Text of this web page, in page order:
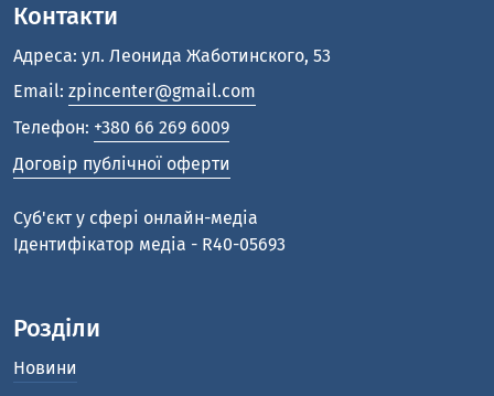
Контакти
Адреса: ул. Леонида Жаботинского, 53
Email: zpincenter@gmail.com
Телефон: +380 66 269 6009
Договір публічної оферти
Cуб'єкт у сфері онлайн-медіа
Ідентифікатор медіа - R40-05693
Розділи
Новини